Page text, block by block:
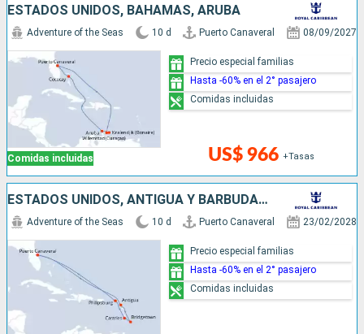
ESTADOS UNIDOS, BAHAMAS, ARUBA
Comidas incluidas
Adventure of the Seas 10 d Puerto Canaveral 08/09/2027
US$ 966 +Tasas
Precio especial familias
Hasta -60% en el 2° pasajero
Comidas incluidas
ESTADOS UNIDOS, ANTIGUA Y BARBUDA, BARBADOS, SANTA LUCIA, SAN MARTÍN
Adventure of the Seas 10 d Puerto Canaveral 23/02/2028
Precio especial familias
Hasta -60% en el 2° pasajero
Comidas incluidas